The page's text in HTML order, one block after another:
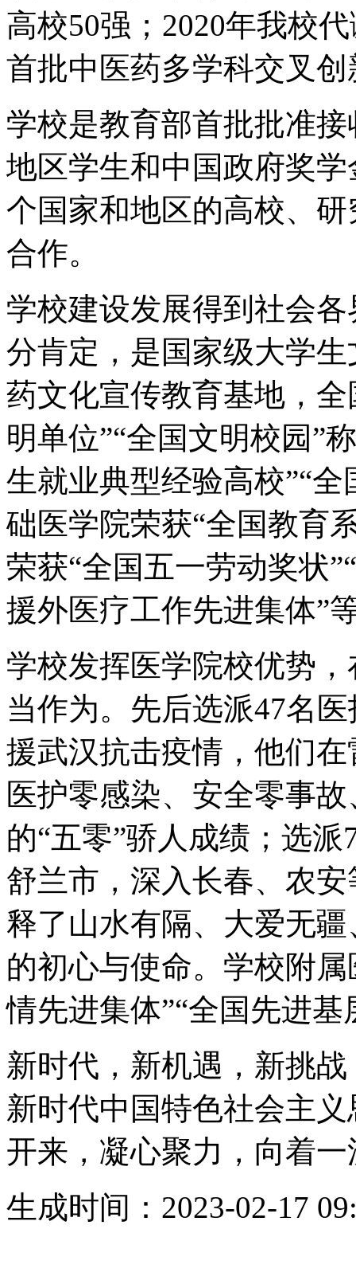
高校50强；2020年我校
首批中医药多学科交叉
学校是教育部首批批准
地区学生和中国政府奖
个国家和地区的高校、
合作。
学校建设发展得到社会
分肯定，是国家级大学
药文化宣传教育基地，
明单位”“全国文明校园”
生就业典型经验高校”“
础医学院荣获“全国教育
荣获“全国五一劳动奖状
援外医疗工作先进集体”
学校发挥医学院校优势
当作为。先后选派47名
援武汉抗击疫情，他们
医护零感染、安全零事
的“五零”骄人成绩；选
舒兰市，深入长春、农
释了山水有隔、大爱无
的初心与使命。学校附
情先进集体”“全国先进
新时代，新机遇，新挑
新时代中国特色社会主
开来，凝心聚力，向着
生成时间：2023-02-17